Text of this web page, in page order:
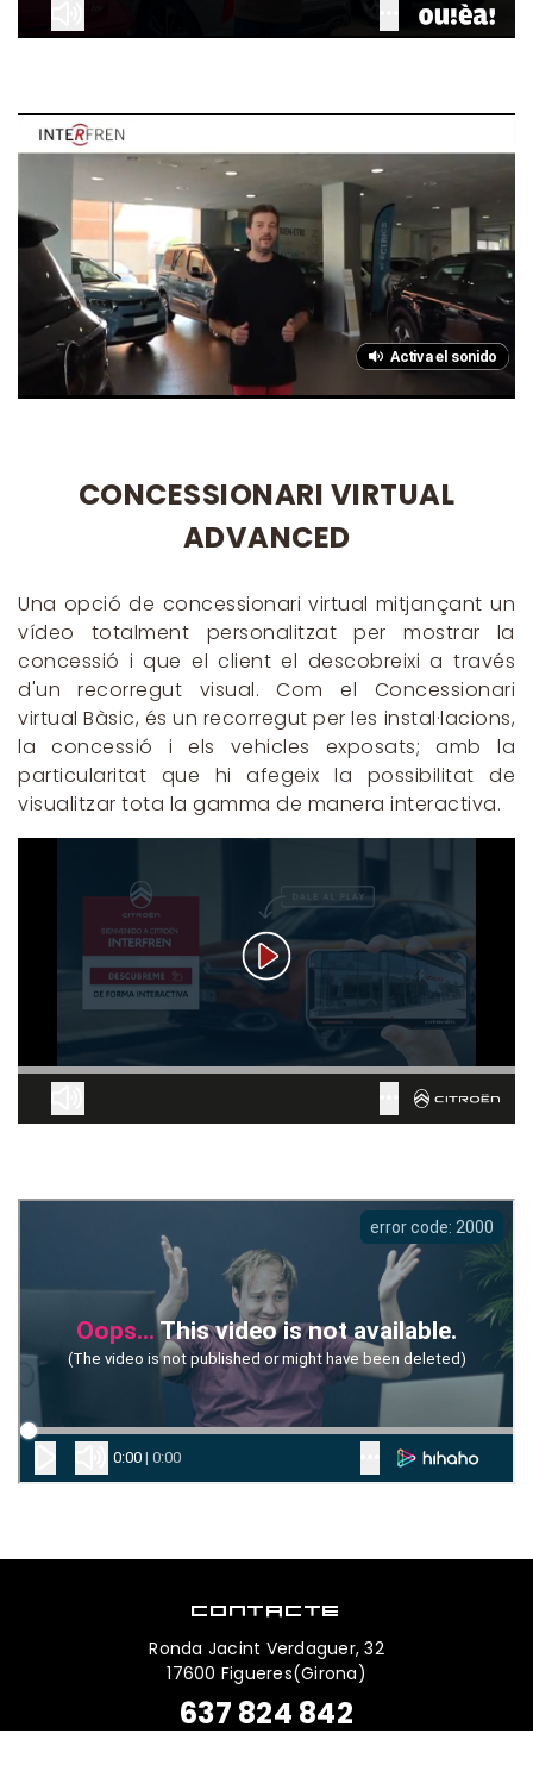
CONCESSIONARI VIRTUAL
ADVANCED
Una opció de concessionari virtual mitjançant un
vídeo totalment personalitzat per mostrar la
concessió i que el client el descobreixi a través
d'un recorregut visual. Com el Concessionari
virtual Bàsic, és un recorregut per les instal·lacions,
la concessió i els vehicles exposats; amb la
particularitat que hi afegeix la possibilitat de
visualitzar tota la gamma de manera interactiva.
CONTACTE
Ronda Jacint Verdaguer, 32
17600 Figueres(Girona)
637 824 842